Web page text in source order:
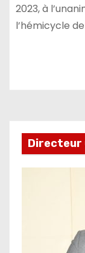
2023, à
l’hémicycle
Directeur